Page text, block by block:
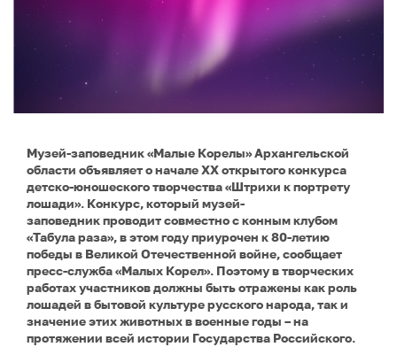
Музей-заповедник «Малые Корелы» Архангельской
области объявляет о начале XХ открытого конкурса
детско-юношеского творчества «Штрихи к портрету
лошади». Конкурс, который музей-
заповедник проводит совместно с конным клубом
«Табула раза», в этом году приурочен к 80-летию
победы в Великой Отечественной войне, сообщает
пресс-служба «Малых Корел». Поэтому в творческих
работах участников должны быть отражены как роль
лошадей в бытовой культуре русского народа, так и
значение этих животных в военные годы – на
протяжении всей истории Государства Российского.